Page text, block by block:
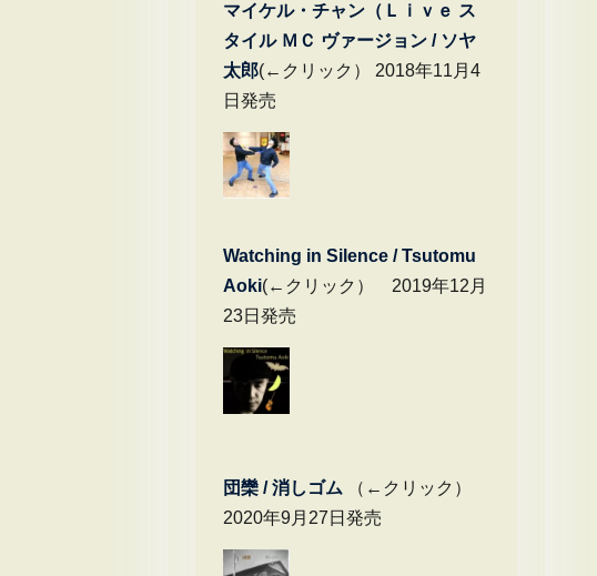
マイケル・チャン（Ｌｉｖｅ ス
タイル ＭＣ ヴァージョン / ソヤ
太郎(←クリック） 2018年11月4
日発売
Watching in Silence / Tsutomu
Aoki(←クリック） 2019年12月
23日発売
団欒 / 消しゴム （←クリック）
2020年9月27日発売